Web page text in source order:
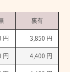
裏有
円
3,850 円
円
4,400 円